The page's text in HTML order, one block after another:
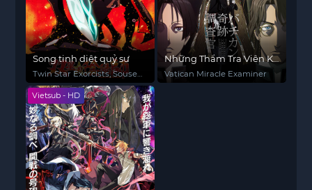
Song tinh diệt quỷ sư
Twin Star Exorcists, Sousei
no Onmyouji
Những Thẩm Tra Viên Kỳ
Tích
Vatican Miracle Examiner
Vietsub - HD